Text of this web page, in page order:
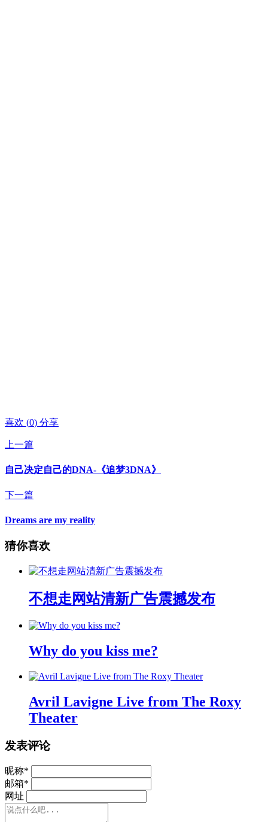
喜欢 (0) 分享
上一篇
自己决定自己的DNA-《追梦3DNA》
下一篇
Dreams are my reality
猜你喜欢
不想走网站清新广告震撼发布
Why do you kiss me?
Avril Lavigne Live from The Roxy
Theater
发表评论
昵称*
邮箱*
网址